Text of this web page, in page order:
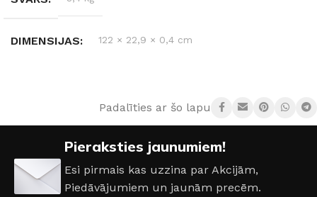
DIMENSIJAS 122 × 22,9 × 0,4 cm
KOLEKCIJA Legnar
Padalīties ar šo lapu:
Pieraksties jaunumiem!
Esi pirmais kas uzzina par Akcijām,
Piedāvājumiem un jaunām precēm.